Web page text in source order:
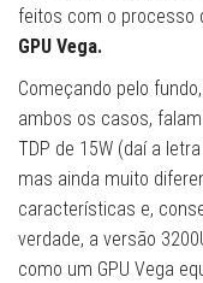
feitos com o processo
GPU Vega.
Começando pelo
ambos os casos,
TDP de 15W (daí a
mas ainda muito
características e,
verdade, a versão
como um GPU Vega